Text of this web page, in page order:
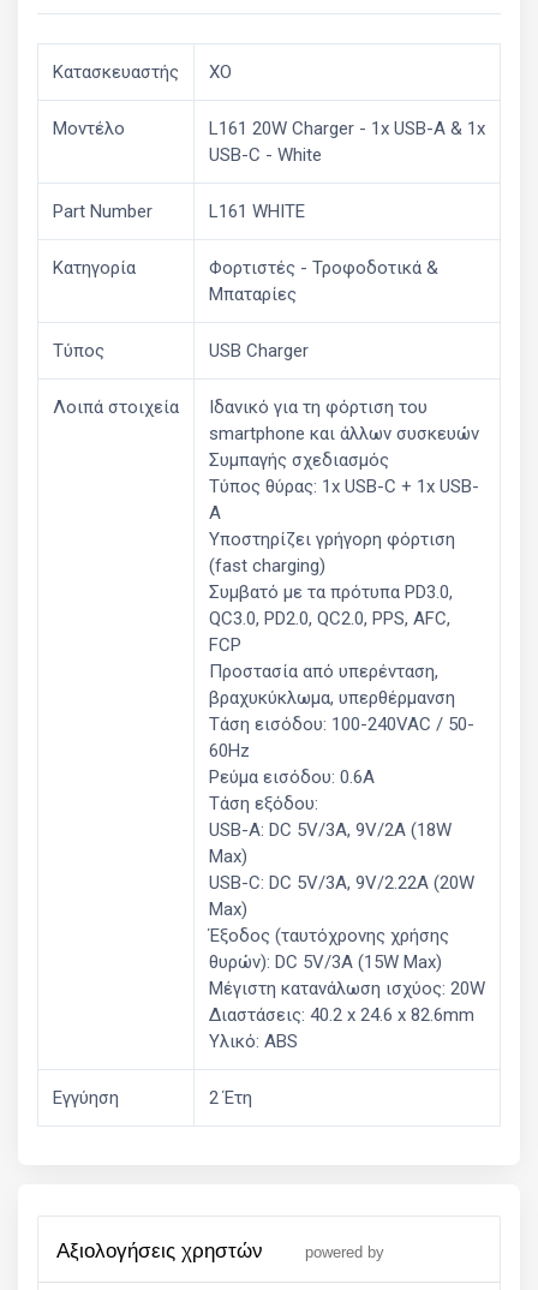
Κατασκευαστής XO
Μοντέλο
L161 20W Charger - 1x USB-A & 1x
USB-C - White
Part Number L161 WHITE
Κατηγορία
Φορτιστές - Τροφοδοτικά &
Μπαταρίες
Τύπος USB Charger
Λοιπά στοιχεία
Ιδανικό για τη φόρτιση του
smartphone και άλλων συσκευών
Συμπαγής σχεδιασμός
Τύπος θύρας: 1x USB-C + 1x USB-
A
Υποστηρίζει γρήγορη φόρτιση
(fast charging)
Συμβατό με τα πρότυπα PD3.0,
QC3.0, PD2.0, QC2.0, PPS, AFC,
FCP
Προστασία από υπερένταση,
βραχυκύκλωμα, υπερθέρμανση
Τάση εισόδου: 100-240VAC / 50-
60Hz
Ρεύμα εισόδου: 0.6A
Τάση εξόδου:
USB-A: DC 5V/3A, 9V/2A (18W
Max)
USB-C: DC 5V/3A, 9V/2.22A (20W
Max)
Έξοδος (ταυτόχρονης χρήσης
θυρών): DC 5V/3A (15W Max)
Μέγιστη κατανάλωση ισχύος: 20W
Διαστάσεις: 40.2 x 24.6 x 82.6mm
Υλικό: ABS
Εγγύηση 2 Έτη
αξιολογήσεις χρηστών powered by